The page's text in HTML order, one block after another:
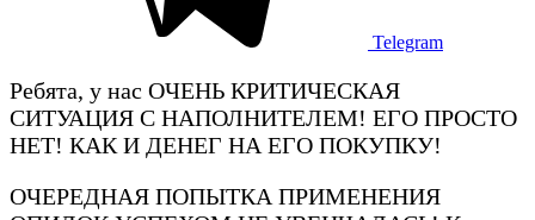
Telegram
Ребята, у нас ОЧЕНЬ КРИТИЧЕСКАЯ
СИТУАЦИЯ С НАПОЛНИТЕЛЕМ! ЕГО ПРОСТО
НЕТ! КАК И ДЕНЕГ НА ЕГО ПОКУПКУ!
ОЧЕРЕДНАЯ ПОПЫТКА ПРИМЕНЕНИЯ